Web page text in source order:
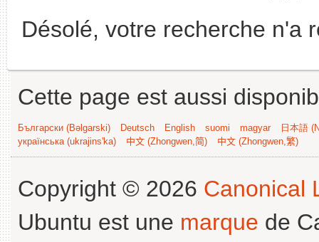
Désolé, votre recherche n'a
Cette page est aussi
Български (Bəlgarski) Deutsch English suomi magyar
日本語
українська (ukrajins'ka)
中文 (Zhongwen,简) 中文 (Zhongwen,繁)
Copyright © 2026 Canonical
Ubuntu est une marque de